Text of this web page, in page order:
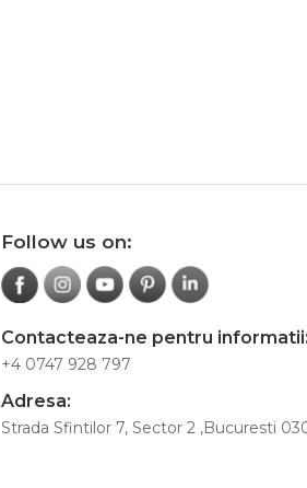
Follow us on:
Contacteaza-ne pentru informatii:
+4 0747 928 797
Adresa:
Strada Sfintilor 7, Sector 2 ,Bucuresti